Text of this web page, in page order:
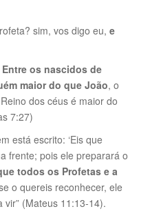
sim, vos digo eu, e
Entre os nascidos de
maior do que João, o
dos céus é maior do
7:27)
está escrito: ‘Eis que
frente; pois ele preparará o
todos os Profetas e a
o quereis reconhecer, ele
vir” (Mateus 11:13-14).